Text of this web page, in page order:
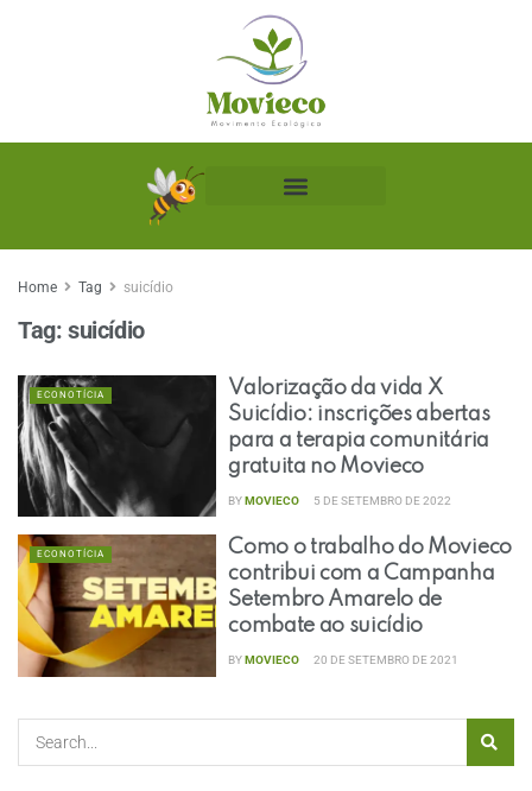
Home Tag suicídio
Tag: suicídio
ECONOTÍCIA
Valorização da vida X
Suicídio: inscrições abertas
para a terapia comunitária
gratuita no Movieco
BYMOVIECO 5 DE SETEMBRO DE 2022
ECONOTÍCIA
Como o trabalho do Movieco
contribui com a Campanha
Setembro Amarelo de
combate ao suicídio
BYMOVIECO 20 DE SETEMBRO DE 2021